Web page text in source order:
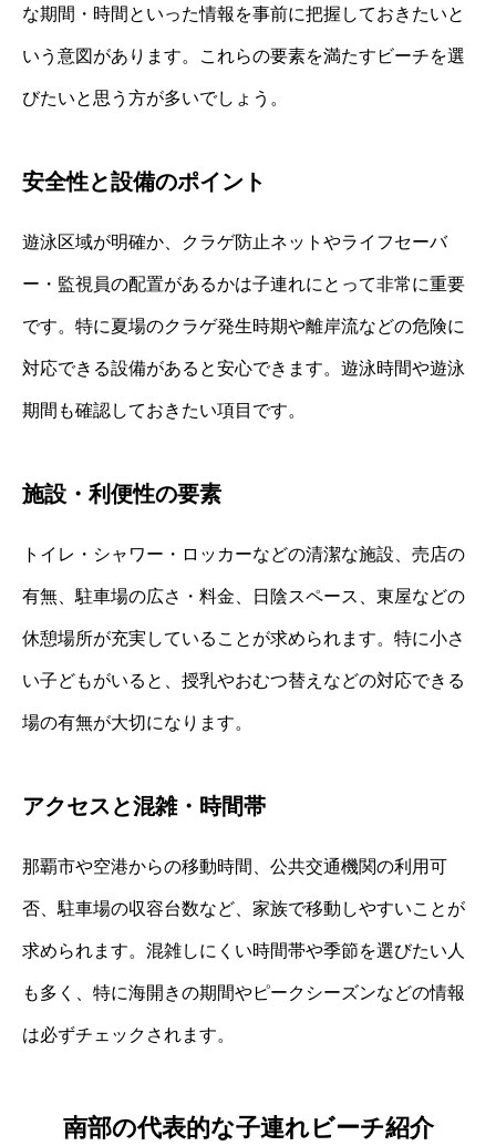
な期間・時間といった情報を事前に把握しておきたいと
いう意図があります。これらの要素を満たすビーチを選
びたいと思う方が多いでしょう。
安全性と設備のポイント
遊泳区域が明確か、クラゲ防止ネットやライフセーバ
ー・監視員の配置があるかは子連れにとって非常に重要
です。特に夏場のクラゲ発生時期や離岸流などの危険に
対応できる設備があると安心できます。遊泳時間や遊泳
期間も確認しておきたい項目です。
施設・利便性の要素
トイレ・シャワー・ロッカーなどの清潔な施設、売店の
有無、駐車場の広さ・料金、日陰スペース、東屋などの
休憩場所が充実していることが求められます。特に小さ
い子どもがいると、授乳やおむつ替えなどの対応できる
場の有無が大切になります。
アクセスと混雑・時間帯
那覇市や空港からの移動時間、公共交通機関の利用可
否、駐車場の収容台数など、家族で移動しやすいことが
求められます。混雑しにくい時間帯や季節を選びたい人
も多く、特に海開きの期間やピークシーズンなどの情報
は必ずチェックされます。
南部の代表的な子連れビーチ紹介